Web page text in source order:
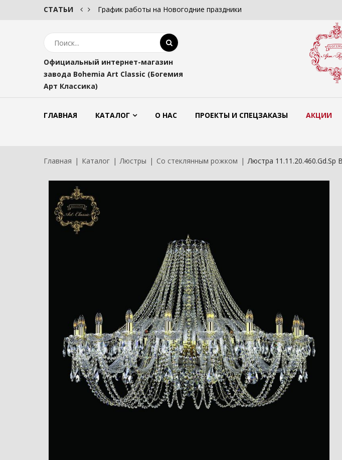
СТАТЬИ График работы на Новогодние праздники
Официальный интернет-магазин
завода Bohemia Art Classic (Богемия
Арт Классика)
ГЛАВНАЯ КАТАЛОГ О НАС ПРОЕКТЫ И СПЕЦЗАКАЗЫ АКЦИИ
Главная Каталог Люстры Со стеклянным рожком Люстра 11.11.20.460.Gd.Sp